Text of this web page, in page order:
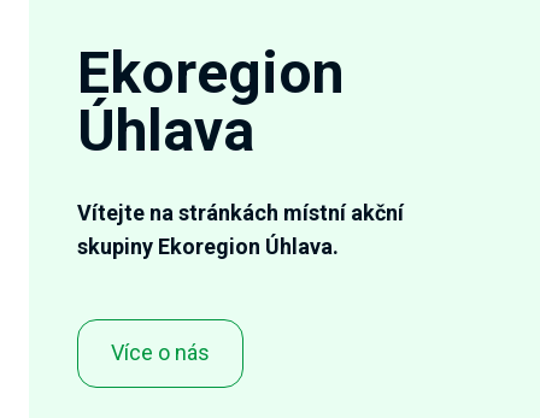
Ekoregion
Úhlava
Vítejte na stránkách místní akční
skupiny Ekoregion Úhlava.
Více o nás